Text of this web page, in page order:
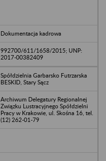
Dokumentacja kadrowa
992700/611/1658/2015; UNP:
2017-00382409
Spółdzielnia Garbarsko Futrzarska
BESKID, Stary Sącz
Archiwum Delegatury Regionalnej
Związku Lustracyjnego Spółdzielni
Pracy w Krakowie, ul. Skośna 16, tel.
(12) 262-01-79